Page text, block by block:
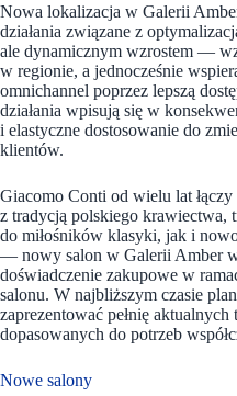
Nowa lokalizacja w Galerii
działania związane z
ale dynamicznym wzrostem —
w regionie, a jednocześnie
omnichannel poprzez lepszą
działania wpisują się w
i elastyczne dostosowanie do
klientów.
Giacomo Conti od wielu lat
z tradycją polskiego krawiectwa,
do miłośników klasyki, jak i
— nowy salon w Galerii Amber
doświadczenie zakupowe w
salonu. W najbliższym czasie
zaprezentować pełnię
dopasowanych do potrzeb
Nowe salony